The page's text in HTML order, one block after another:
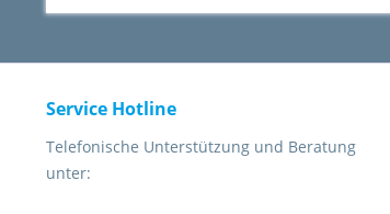
Service Hotline
Telefonische Unterstützung und Beratung
unter: